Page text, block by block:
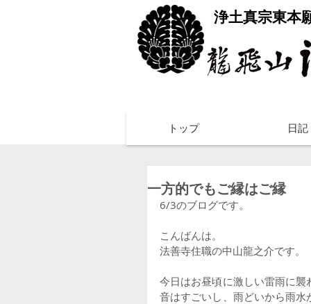
浄土真宗東本
トップ 日記
一方的でもご縁はご縁
6/3のブログです。
こんばんは。
法善寺住職の中山龍之介です。
今日はお昼頃に激しい雷雨に襲
音はすごいし、雨どいから雨